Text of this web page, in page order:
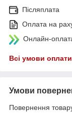
Післяплата
Оплата на
Онлайн-
Всі умови оплати
Умови
Повернення